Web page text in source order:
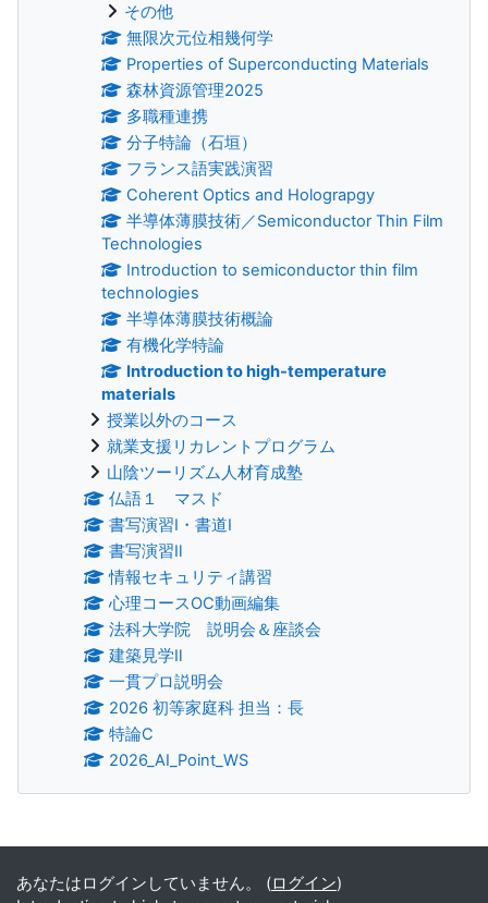
その他
無限次元位相幾何学
Properties of Superconducting Materials
森林資源管理2025
多職種連携
分子特論（石垣）
フランス語実践演習
Coherent Optics and Holograpgy
半導体薄膜技術／Semiconductor Thin Film
Technologies
Introduction to semiconductor thin film
technologies
半導体薄膜技術概論
有機化学特論
Introduction to high-temperature
materials
授業以外のコース
就業支援リカレントプログラム
山陰ツーリズム人材育成塾
仏語１ マスド
書写演習Ⅰ・書道Ⅰ
書写演習Ⅱ
情報セキュリティ講習
心理コースOC動画編集
法科大学院 説明会＆座談会
建築見学Ⅱ
一貫プロ説明会
2026 初等家庭科 担当：長
特論C
2026_AI_Point_WS
補助ブロック
あなたはログインしていません。 (ログイン)